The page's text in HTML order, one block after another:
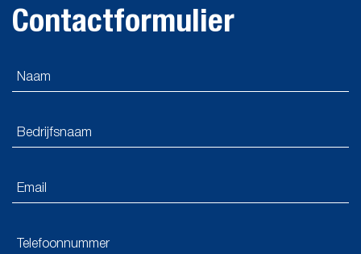
Contactformulier